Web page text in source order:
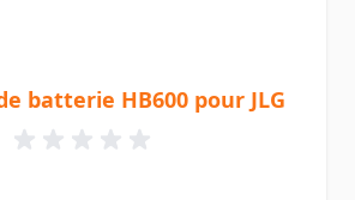
batterie HB600 pour JLG